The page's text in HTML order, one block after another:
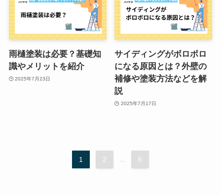
雨樋塗装は必要？基礎知
識やメリットを紹介
2025年7月23日
サイディングがボロボロ
になる原因とは？外壁の
補修や塗装方法などを解
説
2025年7月17日
1 2 5